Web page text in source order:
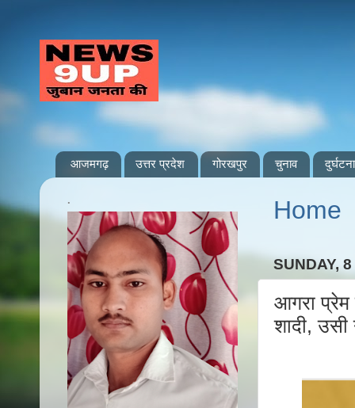
आजमगढ़ उत्तर प्रदेश गोरखपुर चुनाव दुर्घटना
Home
SUNDAY,
आगरा
शादी,
.